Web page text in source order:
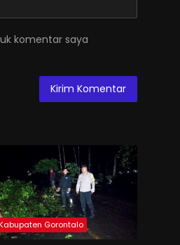
komentar saya
Kabupaten Gorontalo